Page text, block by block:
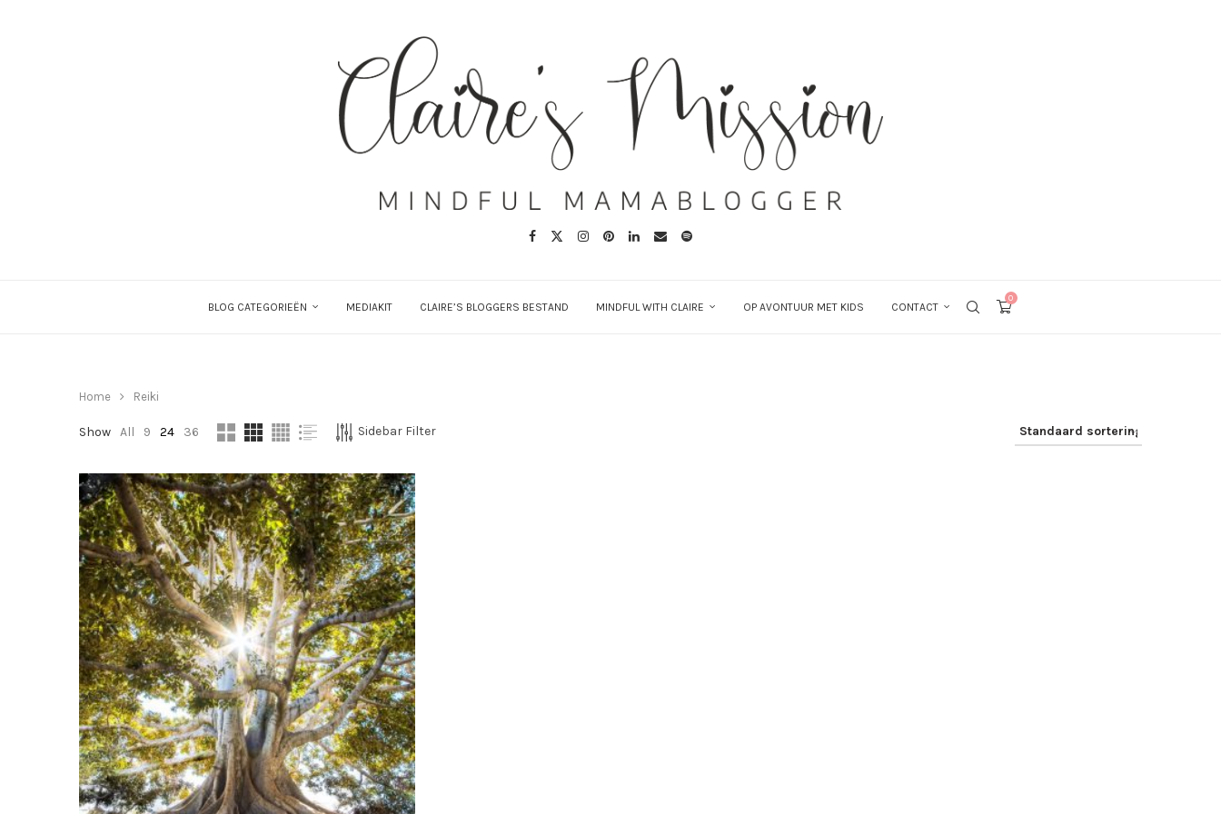
BLOG CATEGORIEËN MEDIAKIT CLAIRE’S BLOGGERS BESTAND MINDFUL WITH CLAIRE OP AVONTUUR MET KIDS CONTACT
0
Home Reiki
Show All 9 24 36 Sidebar Filter